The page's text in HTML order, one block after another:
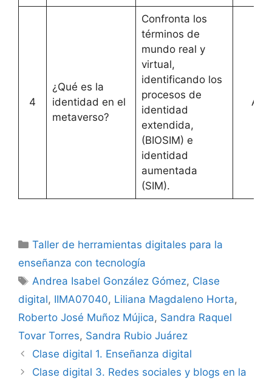
4
¿Qué es la
identidad en el
metaverso?
Confronta los
términos de
mundo real y
virtual,
identificando los
procesos de
identidad
extendida,
(BIOSIM) e
identidad
aumentada
(SIM).
Categorías
Taller de herramientas digitales para la
enseñanza con tecnología
Etiquetas
Andrea Isabel González Gómez, Clase
digital, IIMA07040, Liliana Magdaleno Horta,
Roberto José Muñoz Mújica, Sandra Raquel
Tovar Torres, Sandra Rubio Juárez
Clase digital 1. Enseñanza digital
Clase digital 3. Redes sociales y blogs en la